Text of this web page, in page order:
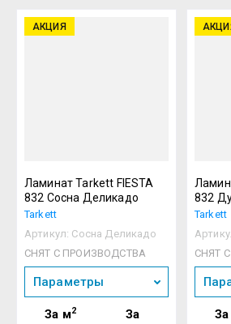
АКЦИЯ
Ламинат Tarkett FIESTA
832 Сосна Деликадо
Tarkett
Артикул: Сосна Деликадо
СНЯТ С ПРОИЗВОДСТВА
Параметры
За м2
За
832
Tarkett
СНЯТ